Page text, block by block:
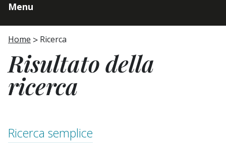
Menu
Home Ricerca
Risultato della
ricerca
Ricerca semplice